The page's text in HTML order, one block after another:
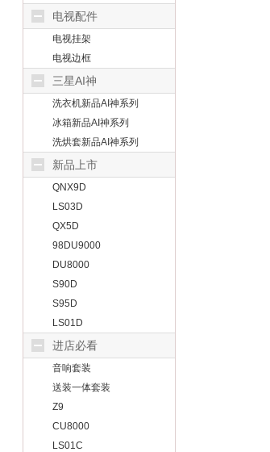
电视配件
电视挂架
电视边框
三星AI神
洗衣机新品AI神系列
冰箱新品AI神系列
洗烘套新品AI神系列
新品上市
QNX9D
LS03D
QX5D
98DU9000
DU8000
S90D
S95D
LS01D
进店必看
音响套装
送装一体套装
Z9
CU8000
LS01C